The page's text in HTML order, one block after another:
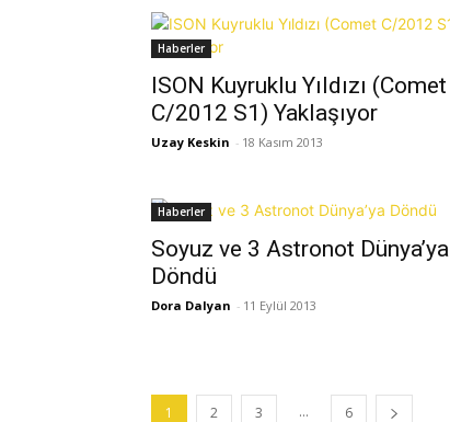
Haberler
ISON Kuyruklu Yıldızı (Comet
C/2012 S1) Yaklaşıyor
Uzay Keskin - 18 Kasım 2013
Haberler
Soyuz ve 3 Astronot Dünya’ya
Döndü
Dora Dalyan - 11 Eylül 2013
1 2 3 ... 6